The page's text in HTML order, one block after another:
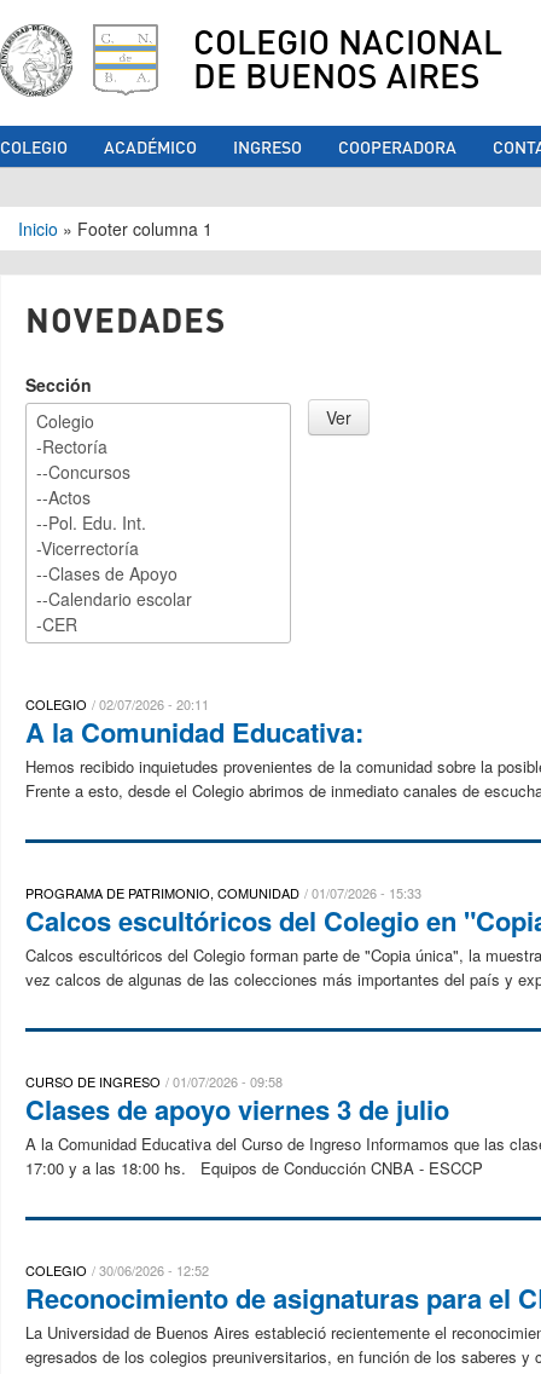
COLEGIO NACIONAL
DE BUENOS AIRES
COLEGIO ACADÉMICO INGRESO COOPERADORA
Se encuentra usted aquí
Inicio » Footer columna 1
NOVEDADES
Sección
COLEGIO 02/07/2026 - 20:11
A la Comunidad Educativa:
Hemos recibido inquietudes provenientes de la comunidad sobre la
Frente a esto, desde el Colegio abrimos de inmediato canales de
PROGRAMA DE PATRIMONIO, COMUNIDAD 01/07/2026 - 15:33
Calcos escultóricos del Colegio en
Calcos escultóricos del Colegio forman parte de "Copia única", la
vez calcos de algunas de las colecciones más importantes del país y
CURSO DE INGRESO 01/07/2026 - 09:58
Clases de apoyo viernes 3 de julio
A la Comunidad Educativa del Curso de Ingreso Informamos que las
17:00 y a las 18:00 hs. Equipos de Conducción CNBA - ESCCP
COLEGIO 30/06/2026 - 12:52
Reconocimiento de asignaturas para el
La Universidad de Buenos Aires estableció recientemente el
egresados de los colegios preuniversitarios, en función de los saberes y